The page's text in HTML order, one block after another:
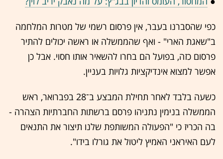
כפי שהסברנו בעבר, אין פרסום רשמי של מטרות המלחמה
ב"שאגת הארי" - ואף שהממשלה או ראשה יכולים להתיר
פרסום כזה, בפועל הם בחרו להשאיר אותו חסוי. אבל כן
אפשר למצוא אינדיקציות גלויות בעניין.
כשעה בלבד לאחר תחילת המבצע ב־28 בפברואר, ראש
הממשלה בנימין נתניהו פרסם ברשתות החברתיות הצהרה -
בה הכריז כי "הפעולה המשותפת שלנו תיצור את התנאים
לעם האיראני האמיץ ליטול את גורלו בידו".